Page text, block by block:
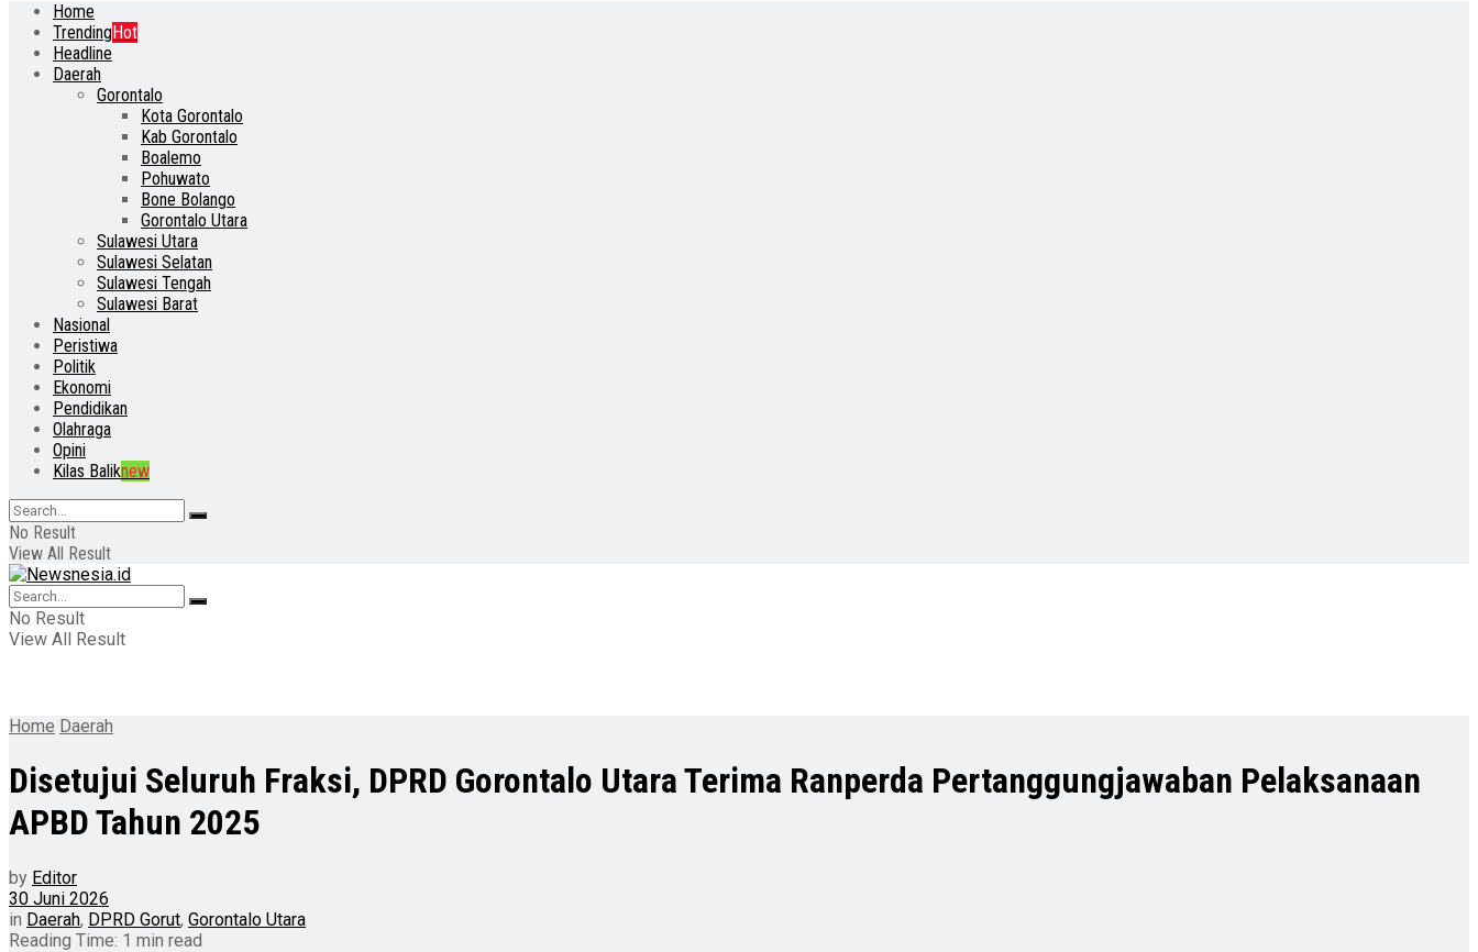
Home
TrendingHot
Headline
Daerah
Gorontalo
Kota Gorontalo
Kab Gorontalo
Boalemo
Pohuwato
Bone Bolango
Gorontalo Utara
Sulawesi Utara
Sulawesi Selatan
Sulawesi Tengah
Sulawesi Barat
Nasional
Peristiwa
Politik
Ekonomi
Pendidikan
Olahraga
Opini
Kilas Baliknew
No Result
View All Result
No Result
View All Result
Home Daerah
Disetujui Seluruh Fraksi, DPRD Gorontalo Utara Terima Ranperda Pertanggungjawaban Pelaksanaan
APBD Tahun 2025
by Editor
30 Juni 2026
in Daerah, DPRD Gorut, Gorontalo Utara
Reading Time: 1 min read